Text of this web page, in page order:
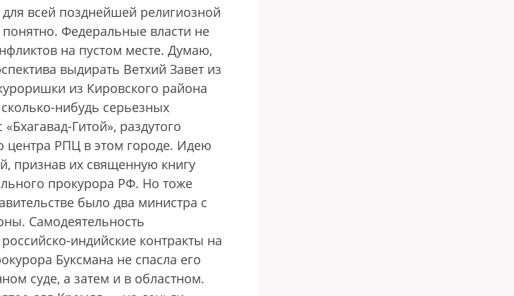
всей позднейшей религиозной
Федеральные власти не
на пустом месте. Думаю,
выдирать Ветхий Завет из
из Кировского района
нибудь серьезных
Гитой», раздутого
центра РПЦ в этом городе. Идею
признав их священную книгу
прокурора РФ. Но тоже
было два министра с
Самодеятельность
индийские контракты на
Буксмана не спасла его
суде, а затем и в областном.